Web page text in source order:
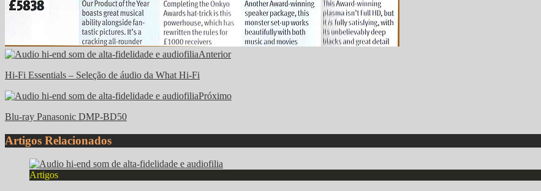
Anterior
Hi-Fi Essentials – Seleção de áudio da What Hi-Fi
Próximo
Blu-ray Panasonic DMP-BD50
Artigos Relacionados
Artigos